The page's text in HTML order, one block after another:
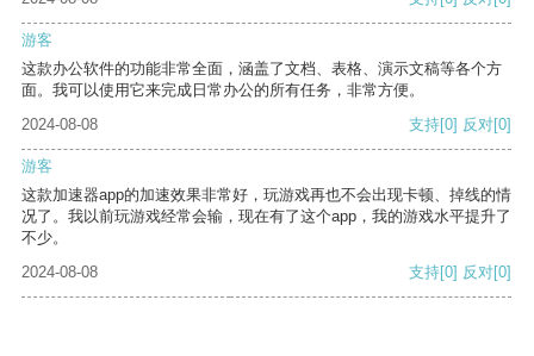
游客
这款办公软件的功能非常全面，涵盖了文档、表格、演示文稿等各个方
面。我可以使用它来完成日常办公的所有任务，非常方便。
2024-08-08
支持[0] 反对[0]
游客
这款加速器app的加速效果非常好，玩游戏再也不会出现卡顿、掉线的情
况了。我以前玩游戏经常会输，现在有了这个app，我的游戏水平提升了
不少。
2024-08-08
支持[0] 反对[0]